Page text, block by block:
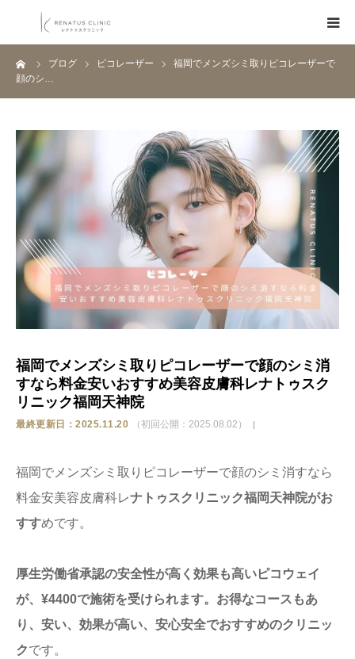
ブログ ピコレーザー
福岡でメンズシミ取りピコレーザーで
顔のシ…
福岡でメンズシミ取りピコレーザーで顔のシミ消
すなら料金安いおすすめ美容皮膚科レナトゥスク
リニック福岡天神院
最終更新日：2025.11.20 （初回公開：2025.08.02）
福岡でメンズシミ取りピコレーザーで顔のシミ消すなら
料金安美容皮膚科レナトゥスクリニック福岡天神院がお
すすめです。
厚生労働省承認の安全性が高く効果も高いピコウェイ
が、¥4400で施術を受けられます。お得なコースもあ
り、安い、効果が高い、安心安全でおすすめのクリニッ
クです。
HOME
クリニック一覧
医師紹介
ブログ
ストア
相談